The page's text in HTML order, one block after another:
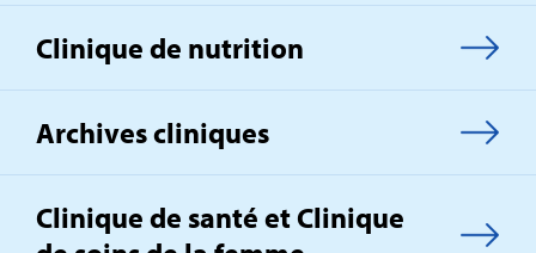
Clinique de nutrition
Archives cliniques
Clinique de santé et Clinique